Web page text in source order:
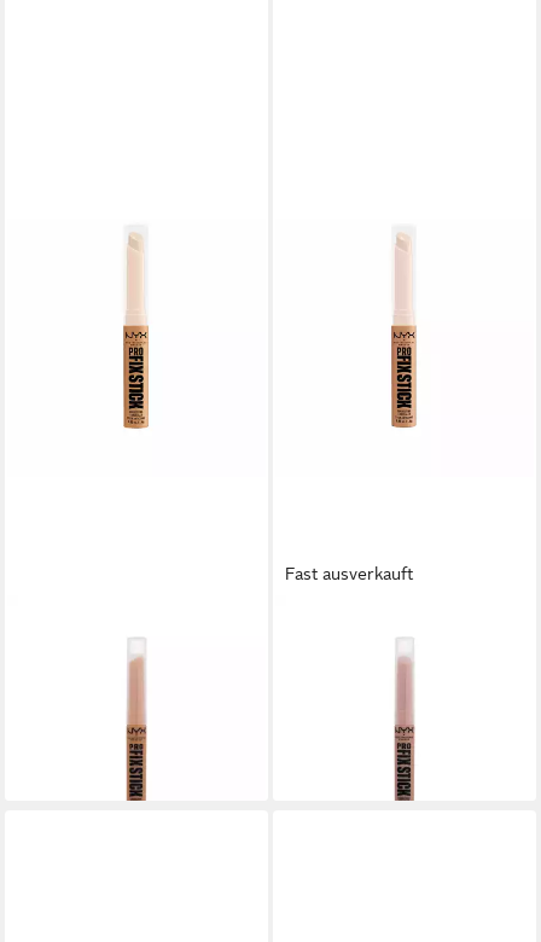
(9.968,75 €/ 1 kg)
lieferbar in 3 Wochen
Fast ausverkauft
(9.968,75 €/ 1 kg)
lieferbar in 3 Wochen